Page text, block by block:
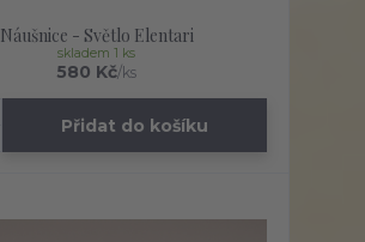
Náušnice - Světlo Elentari
580 Kč/ks
skladem 1 ks
Přidat do košíku